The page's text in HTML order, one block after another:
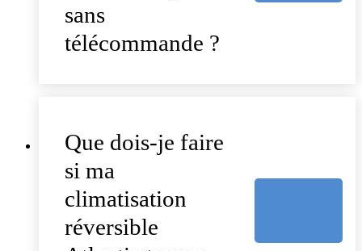
sans
télécommande ?
Que dois-je faire
si ma
climatisation
réversible